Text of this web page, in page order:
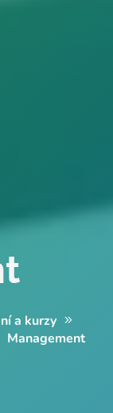
a kurzy
Management